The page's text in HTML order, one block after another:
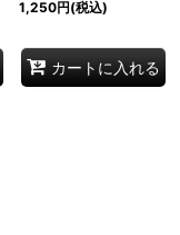
1,250円(税込)
カートに入れる